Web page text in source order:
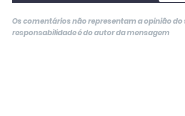
Os comentários não representam a opinião do
responsabilidade é do autor da mensagem